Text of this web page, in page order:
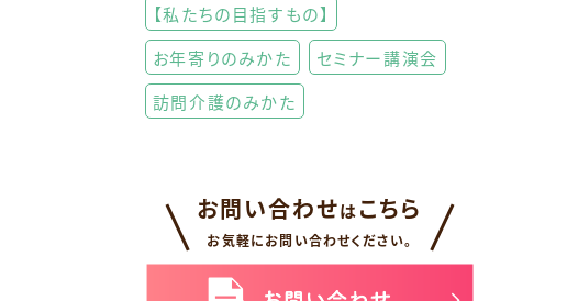
【私たちの目指すもの】
お年寄りのみかた
セミナー講演会
訪問介護のみかた
お問い合わせはこちら
お気軽にお問い合わせください。